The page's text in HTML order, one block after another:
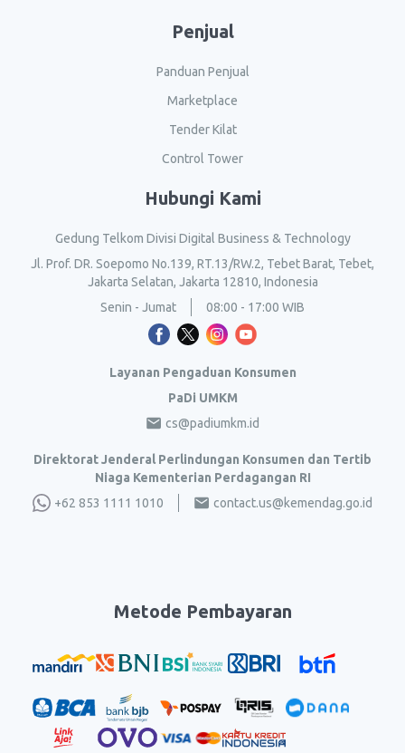
Penjual
Panduan Penjual
Marketplace
Tender Kilat
Control Tower
Hubungi Kami
Gedung Telkom Divisi Digital Business & Technology
Jl. Prof. DR. Soepomo No.139, RT.13/RW.2, Tebet Barat, Tebet,
Jakarta Selatan, Jakarta 12810, Indonesia
Senin - Jumat
08:00 - 17:00 WIB
Layanan Pengaduan Konsumen
PaDi UMKM
cs@padiumkm.id
Direktorat Jenderal Perlindungan Konsumen dan Tertib
Niaga Kementerian Perdagangan RI
+62 853 1111 1010
contact.us@kemendag.go.id
Metode Pembayaran